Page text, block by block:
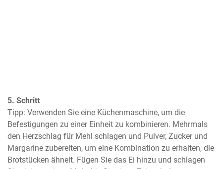
5. Schritt
Tipp: Verwenden Sie eine Küchenmaschine, um die
Befestigungen zu einer Einheit zu kombinieren. Mehrmals
den Herzschlag für Mehl schlagen und Pulver, Zucker und
Margarine zubereiten, um eine Kombination zu erhalten, die
Brotstücken ähnelt. Fügen Sie das Ei hinzu und schlagen